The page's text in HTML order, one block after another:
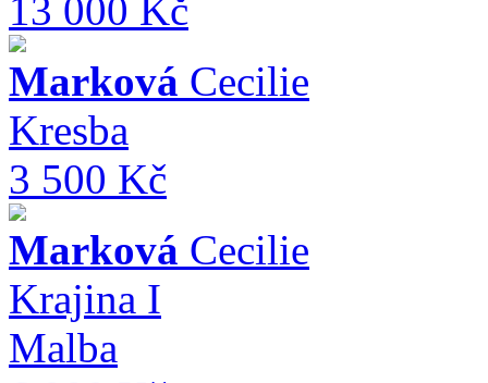
13 000 Kč
Marková Cecilie
Kresba
3 500 Kč
Marková Cecilie
Krajina I
Malba